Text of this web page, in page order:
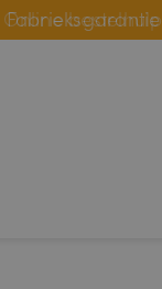
Online bestelhulp
Fabrieksgarantie